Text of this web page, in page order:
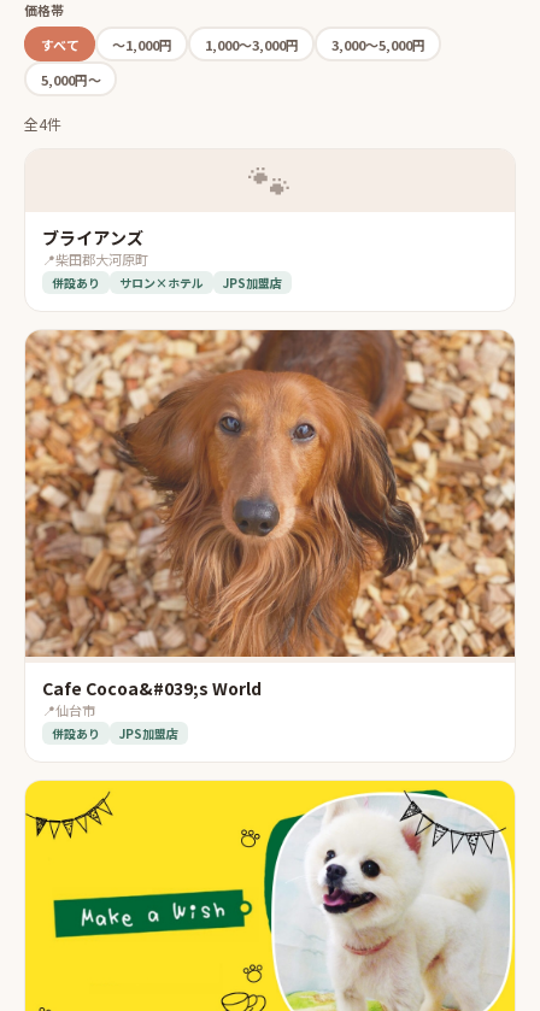
価格帯
すべて
〜1,000円 1,000〜3,000円
3,000〜5,000円
5,000円〜
全4件
🐾
ブライアンズ
📍柴田郡大河原町
併設あり サロン×ホテル JPS加盟店
Cafe Cocoa&#039;s World
📍仙台市
併設あり JPS加盟店